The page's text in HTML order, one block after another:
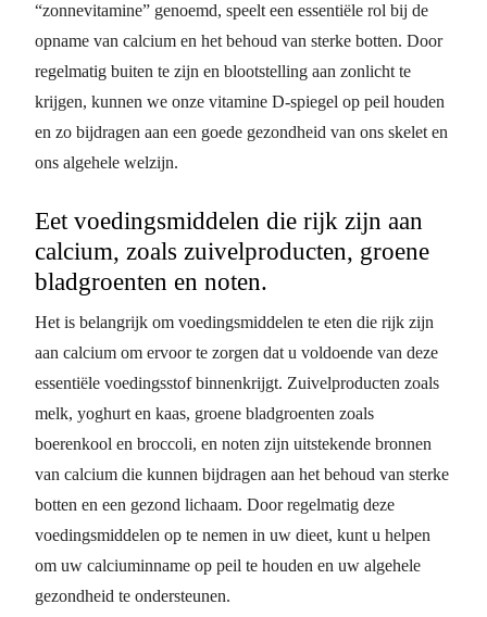
“zonnevitamine” genoemd, speelt een essentiële rol bij de
opname van calcium en het behoud van sterke botten. Door
regelmatig buiten te zijn en blootstelling aan zonlicht te
krijgen, kunnen we onze vitamine D-spiegel op peil houden
en zo bijdragen aan een goede gezondheid van ons skelet en
ons algehele welzijn.
Eet voedingsmiddelen die rijk zijn aan
calcium, zoals zuivelproducten, groene
bladgroenten en noten.
Het is belangrijk om voedingsmiddelen te eten die rijk zijn
aan calcium om ervoor te zorgen dat u voldoende van deze
essentiële voedingsstof binnenkrijgt. Zuivelproducten zoals
melk, yoghurt en kaas, groene bladgroenten zoals
boerenkool en broccoli, en noten zijn uitstekende bronnen
van calcium die kunnen bijdragen aan het behoud van sterke
botten en een gezond lichaam. Door regelmatig deze
voedingsmiddelen op te nemen in uw dieet, kunt u helpen
om uw calciuminname op peil te houden en uw algehele
gezondheid te ondersteunen.